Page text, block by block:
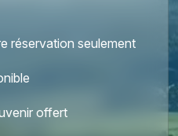
réservation seulement
offert